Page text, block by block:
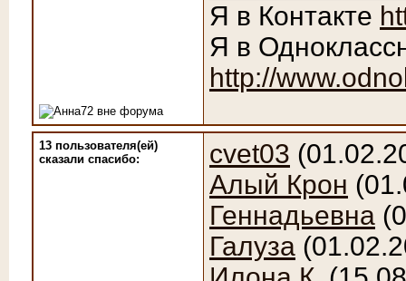
Я в Контакте
Я в
http://
13 пользователя(ей)
сказали cпасибо:
cvet03
Алый Крон
Геннадьевна
Галуза